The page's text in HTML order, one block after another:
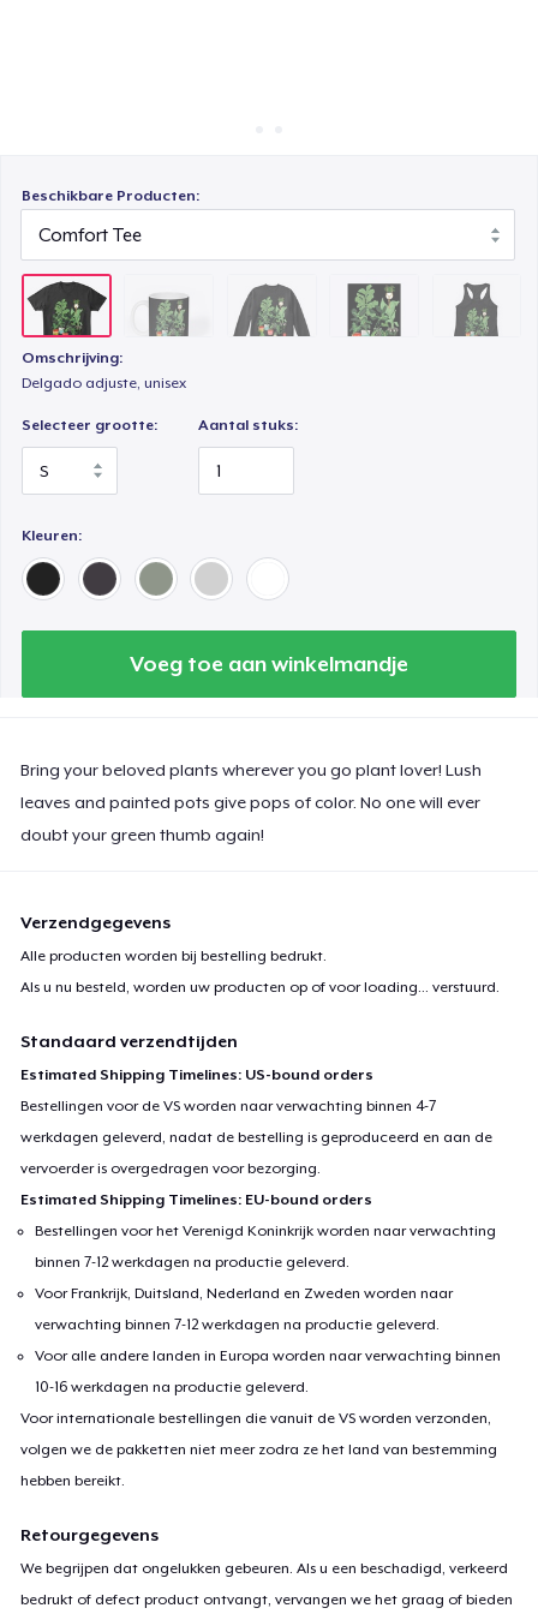
Beschikbare Producten:
Omschrijving:
Delgado adjuste, unisex
Selecteer grootte: Aantal stuks:
Kleuren:
Voeg toe aan winkelmandje
Bring your beloved plants wherever you go plant lover! Lush
leaves and painted pots give pops of color. No one will ever
doubt your green thumb again!
Verzendgegevens
Alle producten worden bij bestelling bedrukt.
Als u nu besteld, worden uw producten op of voorloading... verstuurd.
Standaard verzendtijden
Estimated Shipping Timelines: US-bound orders
Bestellingen voor de VS worden naar verwachting binnen 4-7
werkdagen geleverd, nadat de bestelling is geproduceerd en aan de
vervoerder is overgedragen voor bezorging.
Estimated Shipping Timelines: EU-bound orders
Bestellingen voor het Verenigd Koninkrijk worden naar verwachting
binnen 7-12 werkdagen na productie geleverd.
Voor Frankrijk, Duitsland, Nederland en Zweden worden naar
verwachting binnen 7-12 werkdagen na productie geleverd.
Voor alle andere landen in Europa worden naar verwachting binnen
10-16 werkdagen na productie geleverd.
Voor internationale bestellingen die vanuit de VS worden verzonden,
volgen we de pakketten niet meer zodra ze het land van bestemming
hebben bereikt.
Retourgegevens
We begrijpen dat ongelukken gebeuren. Als u een beschadigd, verkeerd
bedrukt of defect product ontvangt, vervangen we het graag of bieden
Women's Racerback Tank